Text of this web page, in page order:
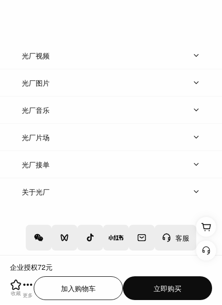
企业授权72元
收藏 更多
立即购买
加入购物车
客服
光厂视频
上传视频
光厂图片
上传图片
光厂音乐
热门音乐
光厂片场
上传案例
光厂接单
上架服务
关于光厂
增值电信业务经营许可证：川B2-20160192
川公网安备51019002000262
违法和不良信息举报中心